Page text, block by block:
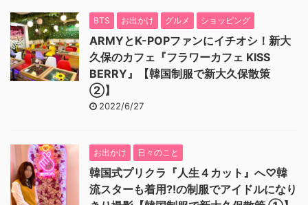
BTS お出かけ グルメ ショッピング
ARMYとK-POPファンにイチオシ！新大
久保のカフェ『フラワーカフェ KISS
BERRY』【韓国制服で新大久保散策
②】
2022/6/27
お出かけ 日々のこと
韓国式プリクラ『人生４カット』へ♡韓
流スターも着用⁈の制服でアイドルになり